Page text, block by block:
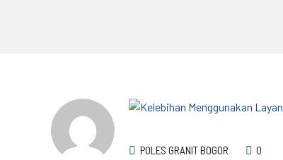
POLES GRANIT BOGOR 0